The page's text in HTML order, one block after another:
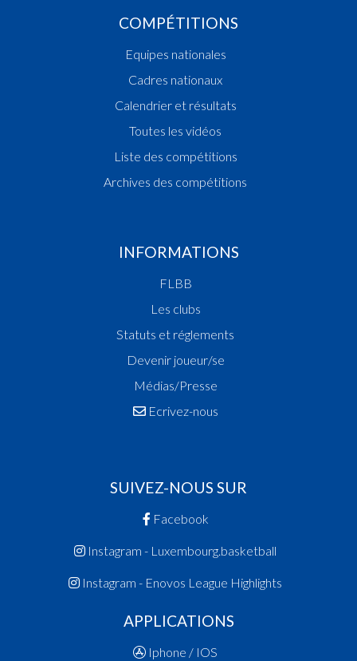
COMPÉTITIONS
Equipes nationales
Cadres nationaux
Calendrier et résultats
Toutes les vidéos
Liste des compétitions
Archives des compétitions
INFORMATIONS
FLBB
Les clubs
Statuts et réglements
Devenir joueur/se
Médias/Presse
Ecrivez-nous
SUIVEZ-NOUS SUR
Facebook
Instagram - Luxembourg.basketball
Instagram - Enovos League Highlights
APPLICATIONS
Iphone / IOS